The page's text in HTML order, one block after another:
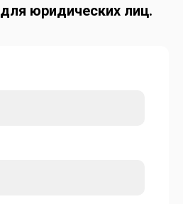
для юридических лиц.